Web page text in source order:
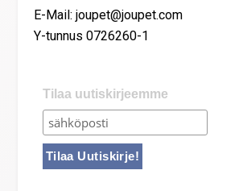
E-Mail: joupet@joupet.com
Y-tunnus 0726260-1
Tilaa uutiskirjeemme